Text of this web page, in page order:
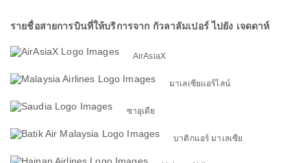
รายชื่อสายการบินที่ให้บริการจาก กัวลาลัมเปอร์ ไปยัง เจดดาห์
AirAsiaX
มาเลเซียแอร์ไลน์
ซาอุเดีย
บาติกแอร์ มาเลเซีย